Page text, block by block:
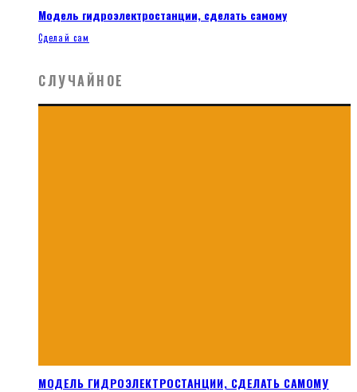
Модель гидроэлектростанции, сделать самому
Сделай сам
СЛУЧАЙНОЕ
МОДЕЛЬ ГИДРОЭЛЕКТРОСТАНЦИИ, СДЕЛАТЬ САМОМУ